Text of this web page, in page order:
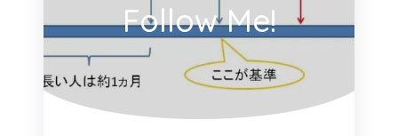
Follow Me!